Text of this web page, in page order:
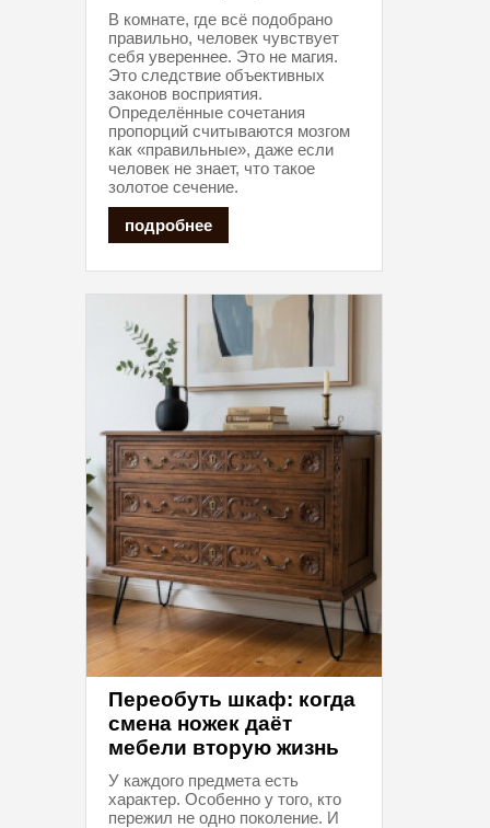
В комнате, где всё подобрано
правильно, человек чувствует
себя увереннее. Это не магия.
Это следствие объективных
законов восприятия.
Определённые сочетания
пропорций считываются мозгом
как «правильные», даже если
человек не знает, что такое
золотое сечение.
подробнее
Переобуть шкаф: когда
смена ножек даёт
мебели вторую жизнь
У каждого предмета есть
характер. Особенно у того, кто
пережил не одно поколение. И